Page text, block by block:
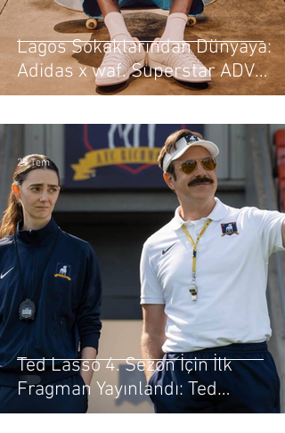
Lagos Sokaklarından Dünyaya:
Adidas x waf. Superstar ADV
Sahneye Çıkıyor
Ted Lasso 4. Sezon İçin İlk
Fragman Yayınlandı: Ted
Richmond’a Geri Dönüyor
29 Tem